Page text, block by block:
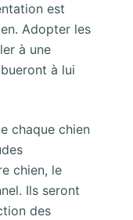
est
Adopter les
à une
à lui
chaque chien
chien, le
Ils seront
des